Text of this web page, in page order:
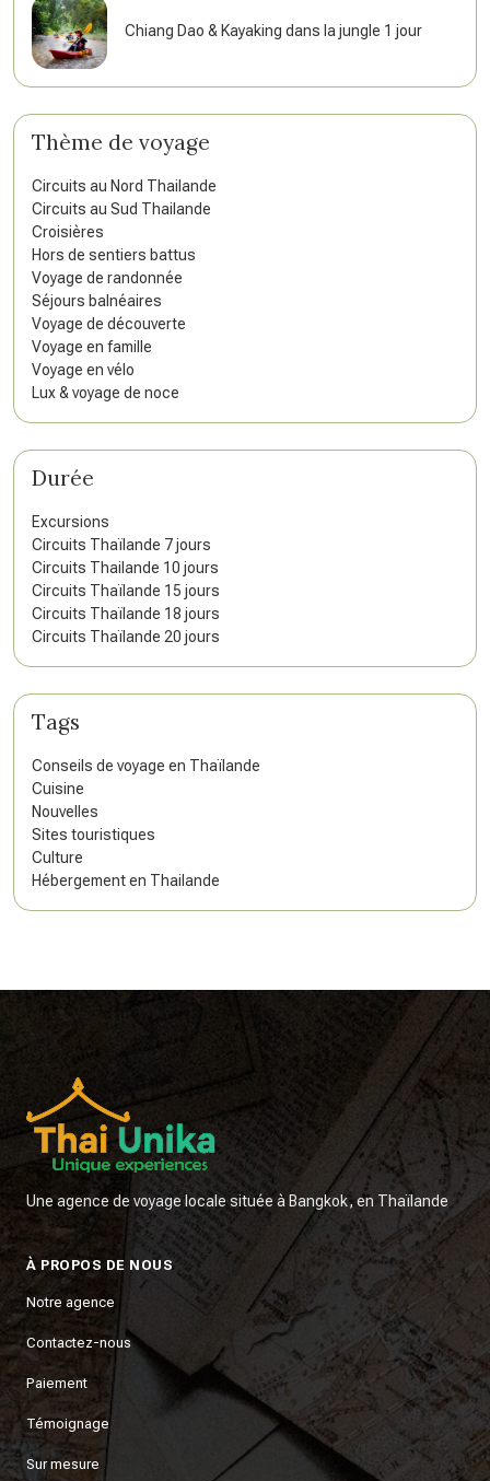
Chiang Dao & Kayaking dans la jungle 1 jour
Thème de voyage
Circuits au Nord Thailande
Circuits au Sud Thailande
Croisières
Hors de sentiers battus
Voyage de randonnée
Séjours balnéaires
Voyage de découverte
Voyage en famille
Voyage en vélo
Lux & voyage de noce
Durée
Excursions
Circuits Thaïlande 7 jours
Circuits Thailande 10 jours
Circuits Thaïlande 15 jours
Circuits Thaïlande 18 jours
Circuits Thaïlande 20 jours
Tags
Conseils de voyage en Thaïlande
Cuisine
Nouvelles
Sites touristiques
Culture
Hébergement en Thailande
Une agence de voyage locale située à Bangkok, en Thaïlande
À PROPOS DE NOUS
Notre agence
Contactez-nous
Paiement
Témoignage
Sur mesure